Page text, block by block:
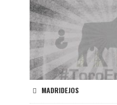
MADRIDEJOS